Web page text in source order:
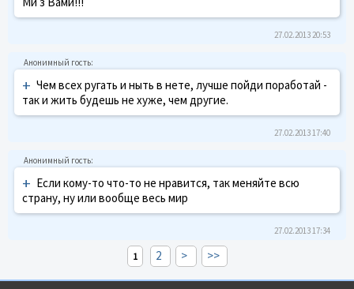
27.02.2013 20:53
+ Чем всех ругать и ныть в нете, лучше пойди поработай -
так и жить будешь не хуже, чем другие.
27.02.2013 17:40
+ Если кому-то что-то не нравится, так меняйте всю
страну, ну или вообще весь мир
27.02.2013 17:34
1 2 > >>